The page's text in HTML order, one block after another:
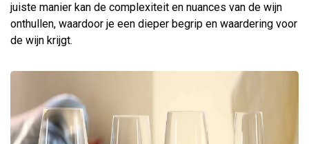
juiste manier kan de complexiteit en nuances van de wijn
onthullen, waardoor je een dieper begrip en waardering voor
de wijn krijgt.